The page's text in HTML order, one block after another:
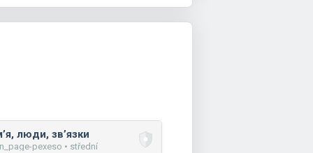
люди, зв’язки
pexeso • střední